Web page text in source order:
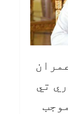
تي